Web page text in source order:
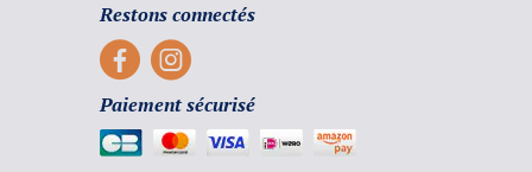
Restons connectés
Paiement sécurisé